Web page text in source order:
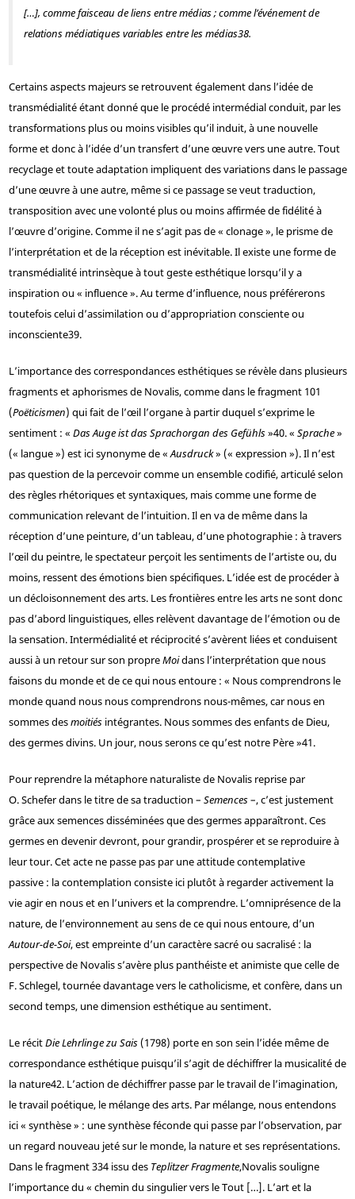
[…], comme faisceau de liens entre médias ; comme l’événement de
relations médiatiques variables entre les médias38.
Certains aspects majeurs se retrouvent également dans l’idée de
transmédialité étant donné que le procédé intermédial conduit, par les
transformations plus ou moins visibles qu’il induit, à une nouvelle
forme et donc à l’idée d’un transfert d’une œuvre vers une autre. Tout
recyclage et toute adaptation impliquent des variations dans le passage
d’une œuvre à une autre, même si ce passage se veut traduction,
transposition avec une volonté plus ou moins affirmée de fidélité à
l’œuvre d’origine. Comme il ne s’agit pas de « clonage », le prisme de
l’interprétation et de la réception est inévitable. Il existe une forme de
transmédialité intrinsèque à tout geste esthétique lorsqu’il y a
inspiration ou « influence ». Au terme d’influence, nous préférerons
toutefois celui d’assimilation ou d’appropriation consciente ou
inconsciente39.
L’importance des correspondances esthétiques se révèle dans plusieurs
fragments et aphorismes de Novalis, comme dans le fragment 101
(Poëticismen) qui fait de l’œil l’organe à partir duquel s’exprime le
sentiment : « Das Auge ist das Sprachorgan des Gefühls»40. « Sprache»
(« langue ») est ici synonyme de «Ausdruck» (« expression »). Il n’est
pas question de la percevoir comme un ensemble codifié, articulé selon
des règles rhétoriques et syntaxiques, mais comme une forme de
communication relevant de l’intuition. Il en va de même dans la
réception d’une peinture, d’un tableau, d’une photographie : à travers
l’œil du peintre, le spectateur perçoit les sentiments de l’artiste ou, du
moins, ressent des émotions bien spécifiques. L’idée est de procéder à
un décloisonnement des arts. Les frontières entre les arts ne sont donc
pas d’abord linguistiques, elles relèvent davantage de l’émotion ou de
la sensation. Intermédialité et réciprocité s’avèrent liées et conduisent
aussi à un retour sur son propreMoidans l’interprétation que nous
faisons du monde et de ce qui nous entoure : « Nous comprendrons le
monde quand nous nous comprendrons nous-mêmes, car nous en
sommes desmoitiésintégrantes. Nous sommes des enfants de Dieu,
des germes divins. Un jour, nous serons ce qu’est notre Père »41.
Pour reprendre la métaphore naturaliste de Novalis reprise par
O. Schefer dans le titre de sa traduction – Semences–, c’est justement
grâce aux semences disséminées que des germes apparaîtront. Ces
germes en devenir devront, pour grandir, prospérer et se reproduire à
leur tour. Cet acte ne passe pas par une attitude contemplative
passive : la contemplation consiste ici plutôt à regarder activement la
vie agir en nous et en l’univers et la comprendre. L’omniprésence de la
nature, de l’environnement au sens de ce qui nous entoure, d’un
Autour-de-Soi, est empreinte d’un caractère sacré ou sacralisé : la
perspective de Novalis s’avère plus panthéiste et animiste que celle de
F. Schlegel, tournée davantage vers le catholicisme, et confère, dans un
second temps, une dimension esthétique au sentiment.
Le récitDie Lehrlinge zu Sais(1798) porte en son sein l’idée même de
correspondance esthétique puisqu’il s’agit de déchiffrer la musicalité de
la nature42. L’action de déchiffrer passe par le travail de l’imagination,
le travail poétique, le mélange des arts. Par mélange, nous entendons
ici « synthèse » : une synthèse féconde qui passe par l’observation, par
un regard nouveau jeté sur le monde, la nature et ses représentations.
Dans le fragment 334 issu des Teplitzer Fragmente,Novalis souligne
l’importance du « chemin du singulier vers le Tout […]. L’art et la